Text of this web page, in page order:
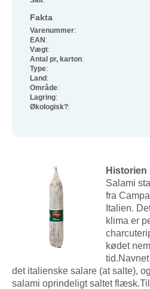
Historien
Salami
fra
Italien.
klima er
kødet
det italienske salare (at salte),
salami oprindeligt saltet
Fakta
Varenummer:
EAN:
Vægt:
Antal pr, karton:
Type:
Land:
Område:
Lagring:
Økologisk?: